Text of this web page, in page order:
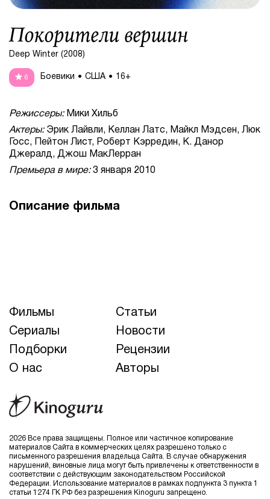
Покорители вершин
Deep Winter (2008)
6 Боевики США 16+
Режиссеры:Мики Хильб
Актеры:Эрик Лайвли, Келлан Латс, Майкл Мэдсен, Люк
Госс, Пейтон Лист, Роберт Кэрредин, К. Данор
Джералд, Джош МакЛерран
Премьера в мире:3 января 2010
Описание фильма
2026 Все права защищены. Полное или частичное копирование
материалов Сайта в коммерческих целях разрешено только с
письменного разрешения владельца Сайта. В случае обнаружения
нарушений, виновные лица могут быть привлечены к ответственности в
соответствии с действующим законодательством Российской
Федерации. Использование материалов в рамках подпункта 3 пункта 1
статьи 1274 ГК РФ без разрешения Kinoguru запрещено.
Фильмы
Статьи
Сериалы
Новости
Подборки
Рецензии
О нас
Авторы